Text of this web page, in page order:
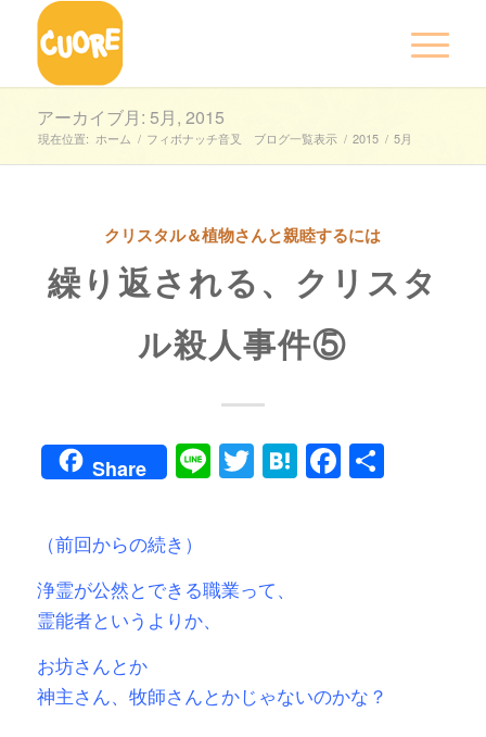
アーカイブ月: 5月, 2015
現在位置: ホーム / フィボナッチ音叉 ブログ一覧表示 / 2015 / 5月
クリスタル＆植物さんと親睦するには
繰り返される、クリスタ
ル殺人事件⑤
Share LineTwitter
Hatena共
（前回からの続き）
浄霊が公然とできる職業って、
霊能者というよりか、
お坊さんとか
神主さん、牧師さんとかじゃないのかな？